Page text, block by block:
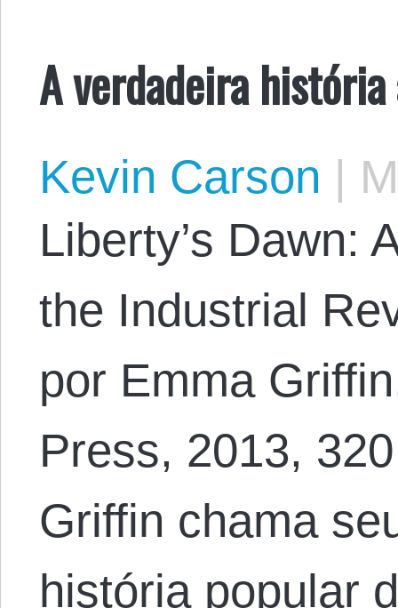
A verdadeira
Kevin Carson |
Liberty’s Dawn:
the Industrial
por Emma
Press, 2013,
Griffin chama
história popular